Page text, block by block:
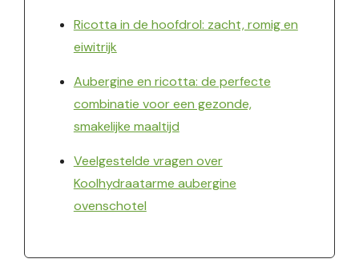
Ricotta in de hoofdrol: zacht, romig en
eiwitrijk
Aubergine en ricotta: de perfecte
combinatie voor een gezonde,
smakelijke maaltijd
Veelgestelde vragen over
Koolhydraatarme aubergine
ovenschotel